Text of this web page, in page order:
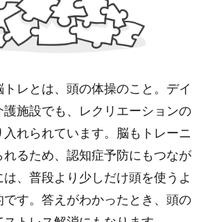
レとは、頭の体操のこと。デイ
施設でも、レクリエーションの
れられています。脳もトレーニ
れるため、認知症予防にもつなが
は、普段より少しだけ頭を使うよ
です。答えがわかったとき、頭の